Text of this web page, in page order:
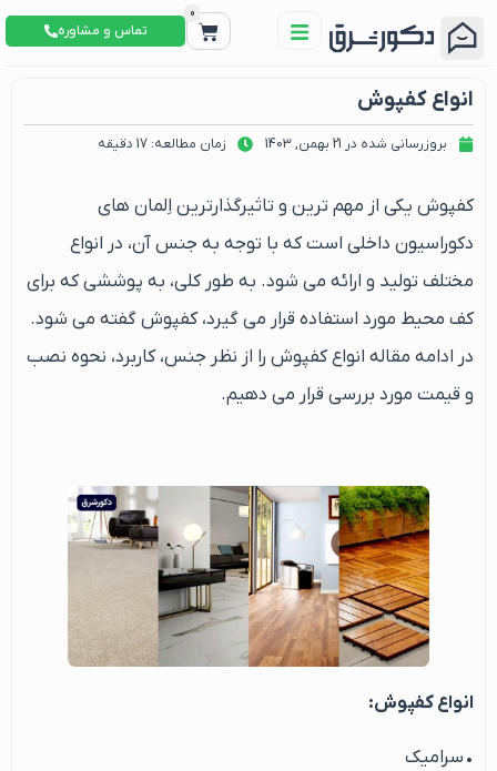
0
تماس و مشاوره
انواع کفپوش
بروزرسانی شده در 21 بهمن, 1403 زمان مطالعه: 17 دقیقه
کفپوش یکی از مهم ترین و تاثیرگذارترین اِلمان های
دکوراسیون داخلی است که با توجه به جنس آن، در انواع
مختلف تولید و ارائه می شود. به طور کلی، به پوششی که برای
کف محیط مورد استفاده قرار می گیرد، کفپوش گفته می شود.
در ادامه مقاله انواع کفپوش را از نظر جنس، کاربرد، نحوه نصب
و قیمت مورد بررسی قرار می دهیم.
انواع کفپوش:
• سرامیک